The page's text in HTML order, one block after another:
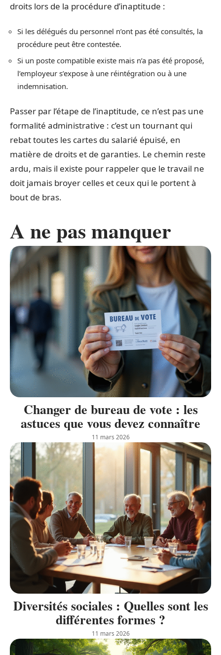
droits lors de la procédure d’inaptitude :
Si les délégués du personnel n’ont pas été consultés, la
procédure peut être contestée.
Si un poste compatible existe mais n’a pas été proposé,
l’employeur s’expose à une réintégration ou à une
indemnisation.
Passer par l’étape de l’inaptitude, ce n’est pas une
formalité administrative : c’est un tournant qui
rebat toutes les cartes du salarié épuisé, en
matière de droits et de garanties. Le chemin reste
ardu, mais il existe pour rappeler que le travail ne
doit jamais broyer celles et ceux qui le portent à
bout de bras.
A ne pas manquer
Changer de bureau de vote : les
astuces que vous devez connaître
11 mars 2026
Diversités sociales : Quelles sont les
différentes formes ?
11 mars 2026